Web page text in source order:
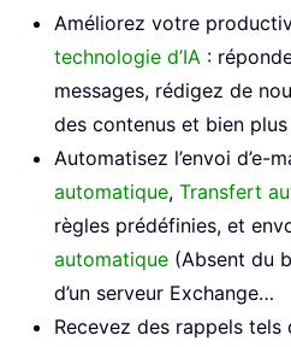
Améliorez votre
technologie d’IA :
messages, rédigez de
des contenus et bien
Automatisez l’envoi d’e-
automatique, Transfert
règles prédéfinies, et
automatique (Absent du
d’un serveur Exchange…
Recevez des rappels tels